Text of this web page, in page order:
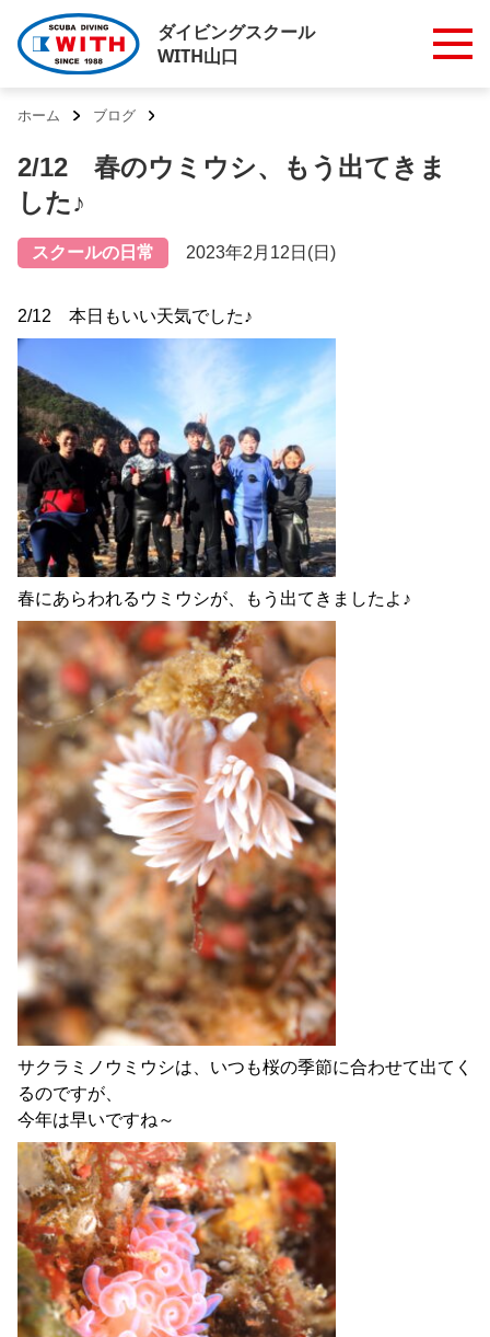
ダイビングスクール
WITH山口
ホーム ブログ
2/12 春のウミウシ、もう出てきま
した♪
スクールの日常 2023年2月12日(日)
2/12 本日もいい天気でした♪
春にあらわれるウミウシが、もう出てきましたよ♪
サクラミノウミウシは、いつも桜の季節に合わせて出てく
るのですが、
今年は早いですね～